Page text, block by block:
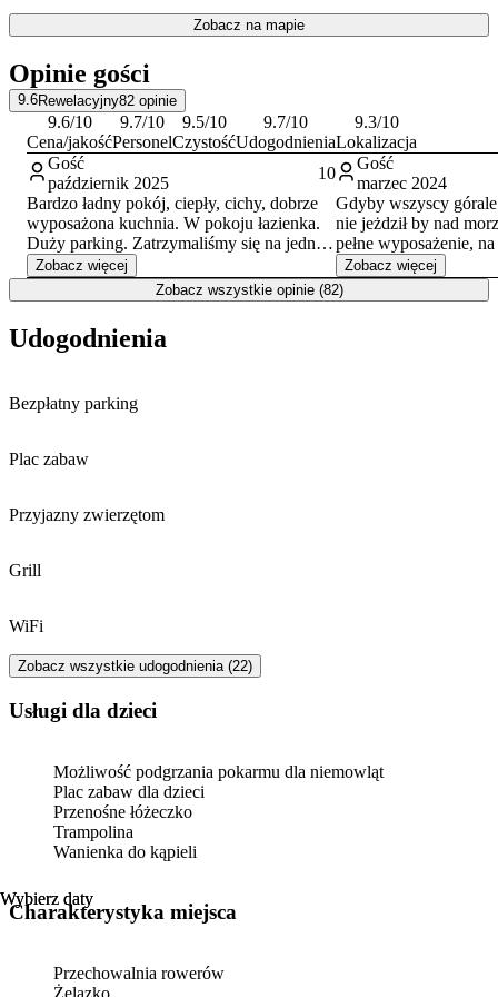
słynnegoSpływu Dunajcemoraz malownicza ścieżka pieszo-
rowerowa biegnąca wzdłuż rzeki. Do Rynku w Krościenku można
jednodniowym wycieczkom na Słowację.
Zobacz na mapie
Opinie gości
9.6Rewelacyjny82 opinie
9.6/10
Cena/jakość
9.7/10
Personel
9.5/10
Czystość
9.7/10
Udogodnienia
9.3/10
Lokalizacja
Gość
październik 2025
10
Bardzo ładny pokój, ciepły, cichy, dobrze
wyposażona kuchnia. W pokoju łazienka.
Duży parking. Zatrzymaliśmy się na jedną
noc. Wszystko co potrzeba było na miejscu.
Dobra cena w stosunku do jakości.Polecam
ten nocleg.
Zobacz więcej
Gość
marzec 2024
Gdyby wszyscy
nie jeżdził by nad
pełne wyposażenie,
Właściciele super
mi kwaterę , gdzie
się kiedy chce.
Zobacz więcej
Zobacz wszystkie opinie (82)
Wybierz daty
Wybierz daty
Udogodnienia
Bezpłatny parking
Plac zabaw
Przyjazny zwierzętom
Grill
WiFi
Zobacz wszystkie udogodnienia (22)
usługi dla dzieci
Możliwość podgrzania pokarmu dla niemowląt
Plac zabaw dla dzieci
Przenośne łóżeczko
Trampolina
Wanienka do kąpieli
Charakterystyka miejsca
Przechowalnia rowerów
Żelazko